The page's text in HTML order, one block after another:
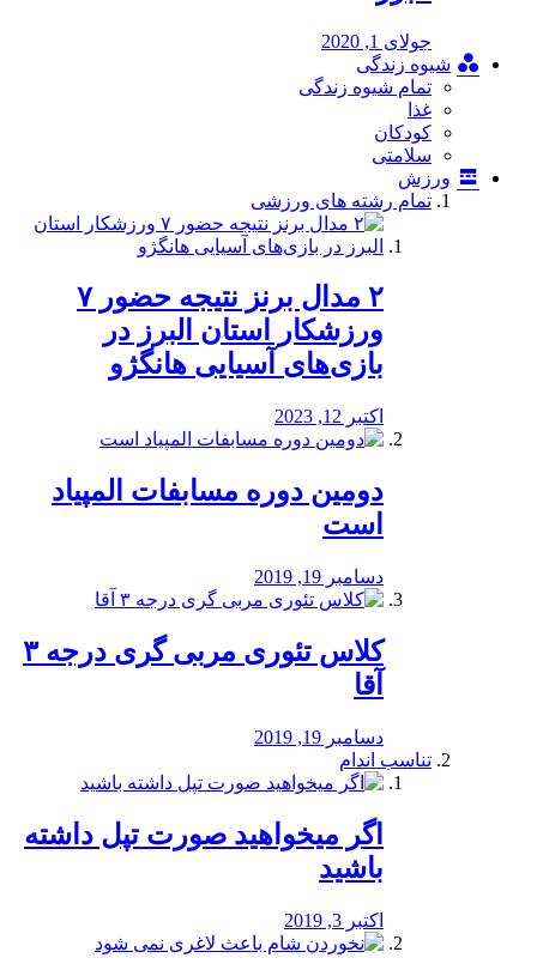
جولای 1, 2020
شیوه زندگی
تمام شیوه زندگی
غذا
کودکان
سلامتی
ورزش
تمام رشته های ورزشی
۲ مدال برنز نتیجه حضور ۷
ورزشکار استان البرز در
بازی‌های آسیایی هانگژو
اکتبر 12, 2023
دومین دوره مسابفات المپیاد
است
دسامبر 19, 2019
کلاس تئوری مربی گری درجه ۳
آقا
دسامبر 19, 2019
تناسب اندام
اگر میخواهید صورت تپل داشته
باشید
اکتبر 3, 2019